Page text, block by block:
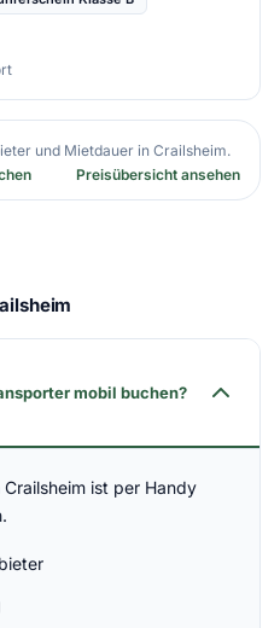
und Mietdauer in Crailsheim.
Preisübersicht ansehen
mobil buchen?
ist per Handy